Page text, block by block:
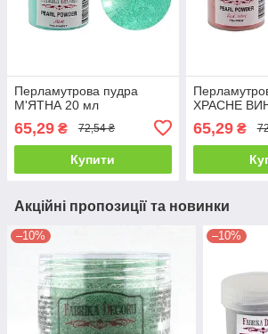
Перламутрова пудра
М'ЯТНА 20 мл
65,29 ₴ 72,54 ₴
Купити
ХРАСНЕ
65,29₴
Акційні пропозиції та новинки
–10% –10%